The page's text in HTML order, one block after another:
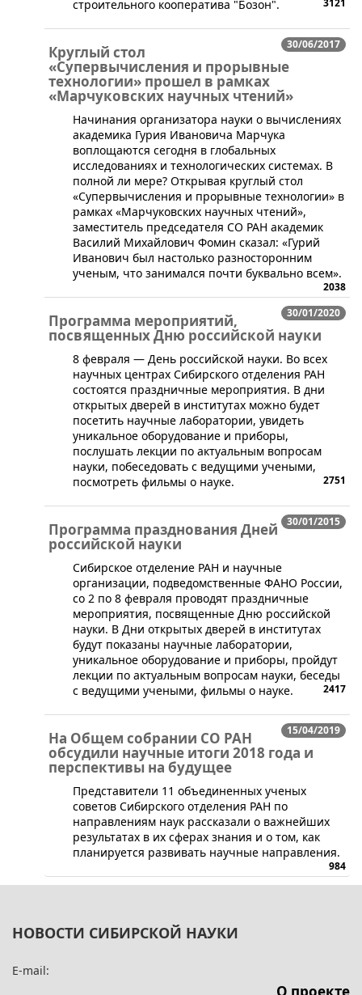
строительного кооператива "Бозон".
30/06/2017
Круглый стол
«Супервычисления и прорывные
технологии» прошел в рамках
«Марчуковских научных чтений»
​Начинания организатора науки о вычислениях
академика Гурия Ивановича Марчука
воплощаются сегодня в глобальных
исследованиях и технологических системах. В
полной ли мере? Открывая круглый стол
«Супервычисления и прорывные технологии» в
рамках «Марчуковских научных чтений»,
заместитель председателя СО РАН академик
Василий Михайлович Фомин сказал: «Гурий
Иванович был настолько разносторонним
ученым, что занимался почти буквально всем».
2038
30/01/2020
Программа мероприятий,
посвященных Дню российской науки
​8 февраля — День российской науки. Во всех
научных центрах Сибирского отделения РАН
состоятся праздничные мероприятия. В дни
открытых дверей в институтах можно будет
посетить научные лаборатории, увидеть
уникальное оборудование и приборы,
послушать лекции по актуальным вопросам
науки, побеседовать с ведущими учеными,
посмотреть фильмы о науке.
2751
30/01/2015
Программа празднования Дней
российской науки
Сибирское отделение РАН и научные
организации, подведомственные ФАНО России,
со 2 по 8 февраля проводят праздничные
мероприятия, посвященные Дню российской
науки. В Дни открытых дверей в институтах
будут показаны научные лаборатории,
уникальное оборудование и приборы, пройдут
лекции по актуальным вопросам науки, беседы
с ведущими учеными, фильмы о науке.
2417
15/04/2019
На Общем собрании СО РАН
обсудили научные итоги 2018 года и
перспективы на будущее
​Представители 11 объединенных ученых
советов Сибирского отделения РАН по
направлениям наук рассказали о важнейших
результатах в их сферах знания и о том, как
планируется развивать научные направления.
984
НОВОСТИ СИБИРСКОЙ НАУКИ
E-mail:
О проекте